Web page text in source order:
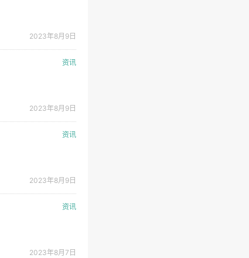
2023年8月9日
资讯
2023年8月9日
资讯
2023年8月9日
资讯
2023年8月7日